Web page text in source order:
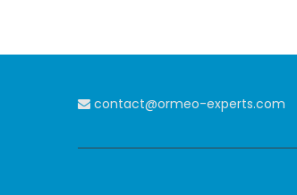
contact@ormeo-experts.com